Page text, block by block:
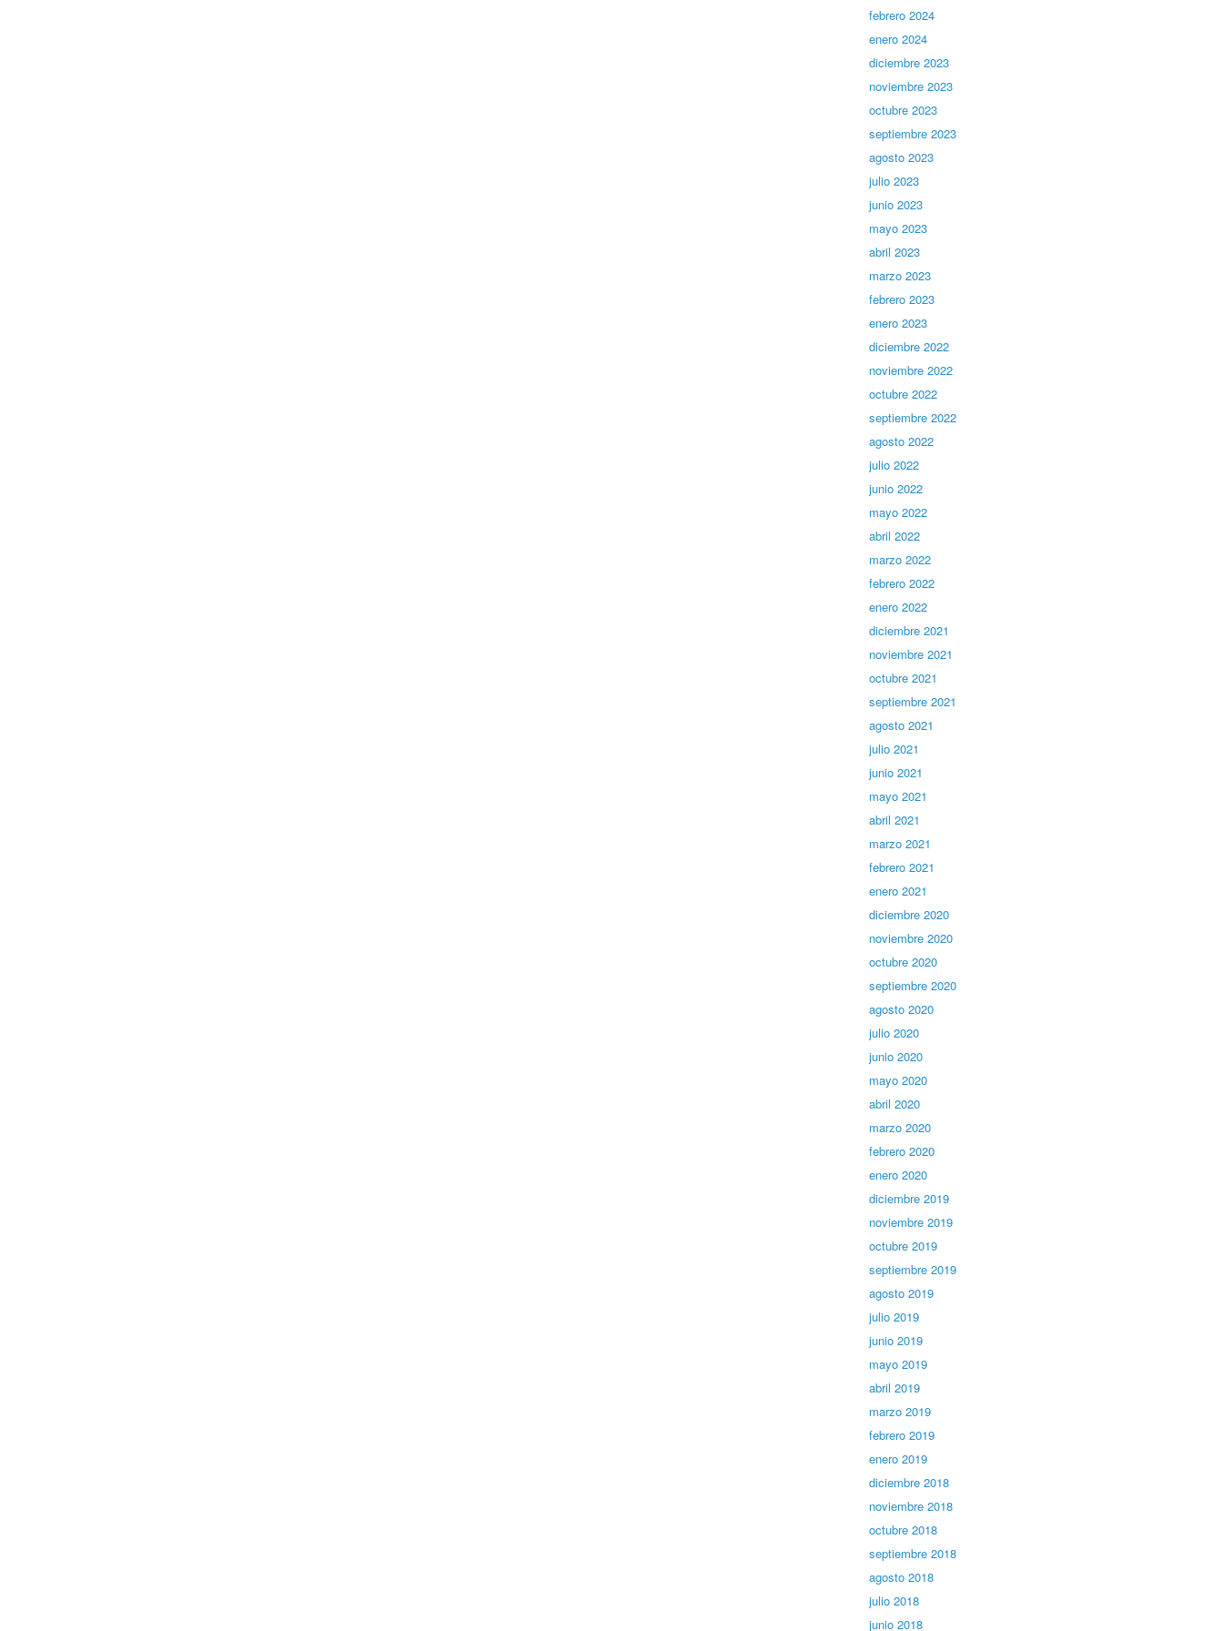
febrero 2024
enero 2024
diciembre 2023
noviembre 2023
octubre 2023
septiembre 2023
agosto 2023
julio 2023
junio 2023
mayo 2023
abril 2023
marzo 2023
febrero 2023
enero 2023
diciembre 2022
noviembre 2022
octubre 2022
septiembre 2022
agosto 2022
julio 2022
junio 2022
mayo 2022
abril 2022
marzo 2022
febrero 2022
enero 2022
diciembre 2021
noviembre 2021
octubre 2021
septiembre 2021
agosto 2021
julio 2021
junio 2021
mayo 2021
abril 2021
marzo 2021
febrero 2021
enero 2021
diciembre 2020
noviembre 2020
octubre 2020
septiembre 2020
agosto 2020
julio 2020
junio 2020
mayo 2020
abril 2020
marzo 2020
febrero 2020
enero 2020
diciembre 2019
noviembre 2019
octubre 2019
septiembre 2019
agosto 2019
julio 2019
junio 2019
mayo 2019
abril 2019
marzo 2019
febrero 2019
enero 2019
diciembre 2018
noviembre 2018
octubre 2018
septiembre 2018
agosto 2018
julio 2018
junio 2018